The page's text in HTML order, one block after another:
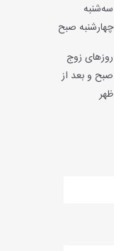
سه‌شنبه
چهارشنبه صبح
روزهای زوج
صبح و بعد از
ظهر